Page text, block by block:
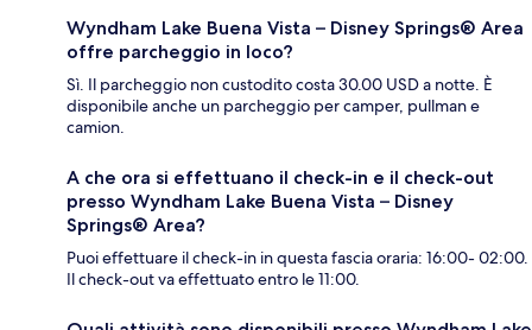
Wyndham Lake Buena Vista – Disney Springs® Area
offre parcheggio in loco?
Sì. Il parcheggio non custodito costa 30.00 USD a notte. È
disponibile anche un parcheggio per camper, pullman e
camion.
A che ora si effettuano il check-in e il check-out
presso Wyndham Lake Buena Vista – Disney
Springs® Area?
Puoi effettuare il check-in in questa fascia oraria: 16:00- 02:00.
Il check-out va effettuato entro le 11:00.